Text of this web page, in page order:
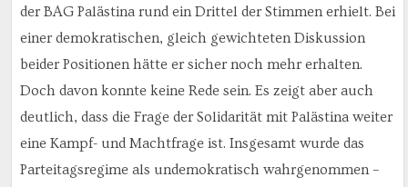
der BAG Palästina rund ein Drittel der Stimmen erhielt. Bei
einer demokratischen, gleich gewichteten Diskussion
beider Positionen hätte er sicher noch mehr erhalten.
Doch davon konnte keine Rede sein. Es zeigt aber auch
deutlich, dass die Frage der Solidarität mit Palästina weiter
eine Kampf- und Machtfrage ist. Insgesamt wurde das
Parteitagsregime als undemokratisch wahrgenommen –